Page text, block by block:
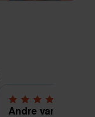
4 van 5 sterren
Andre van